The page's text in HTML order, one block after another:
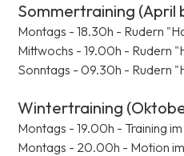
Sommertraining (April
Montags - 18.30h - Rudern
Mittwochs - 19.00h - Rudern
Sonntags - 09.30h - Rudern
Wintertraining
Montags - 19.00h - Training
Montags - 20.00h - Motion